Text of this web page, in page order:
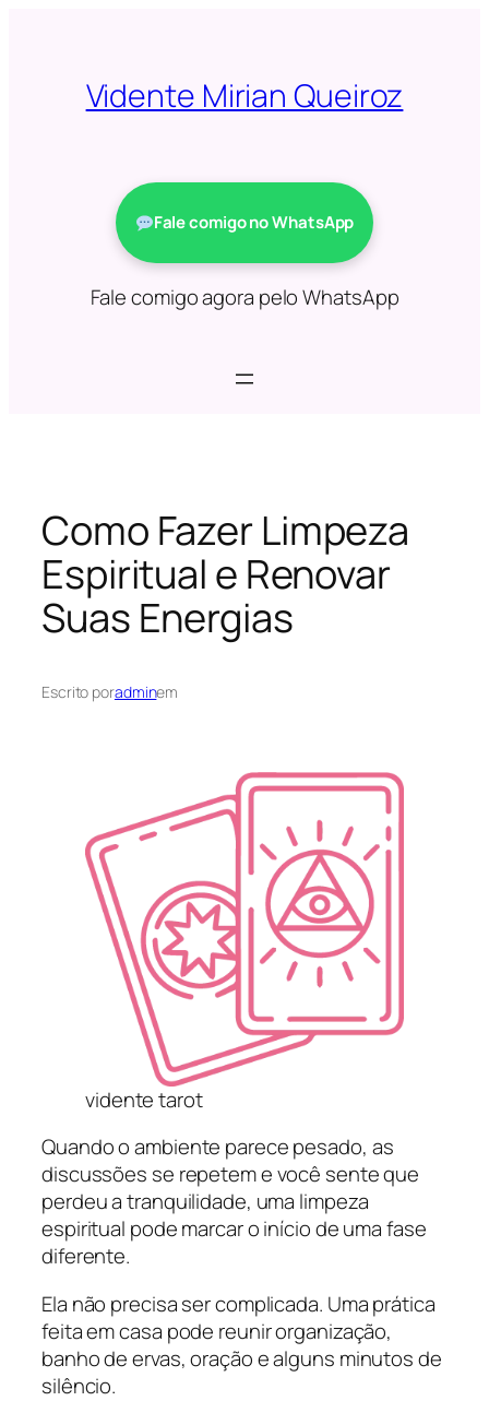
conteúdoVidente Mirian Queiroz
Fale comigo no WhatsApp
Fale comigo agora pelo WhatsApp
Como Fazer Limpeza
Espiritual e Renovar
Suas Energias
Escrito poradminem
vidente tarot
Quando o ambiente parece pesado, as
discussões se repetem e você sente que
perdeu a tranquilidade, uma limpeza
espiritual pode marcar o início de uma fase
diferente.
Ela não precisa ser complicada. Uma prática
feita em casa pode reunir organização,
banho de ervas, oração e alguns minutos de
silêncio.